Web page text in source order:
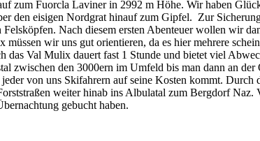
zum Fuorcla Laviner in 2992 m Höhe. Wir haben
den eisigen Nordgrat hinauf zum Gipfel. Zur
Felsköpfen. Nach diesem ersten Abenteuer wollen wir
müssen wir uns gut orientieren, da es hier mehrere
das Val Mulix dauert fast 1 Stunde und bietet viel
zwischen den 3000ern im Umfeld bis man dann an
von uns Skifahrern auf seine Kosten kommt. Durch
weiter hinab ins Albulatal zum Bergdorf
gebucht haben.